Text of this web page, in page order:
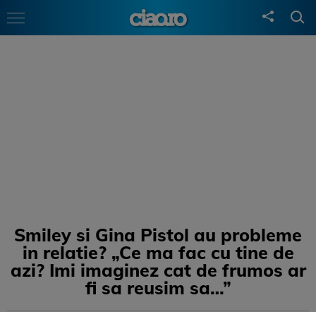
Smiley si Gina Pistol au probleme
in relatie? „Ce ma fac cu tine de
azi? Imi imaginez cat de frumos ar
fi sa reusim sa…”